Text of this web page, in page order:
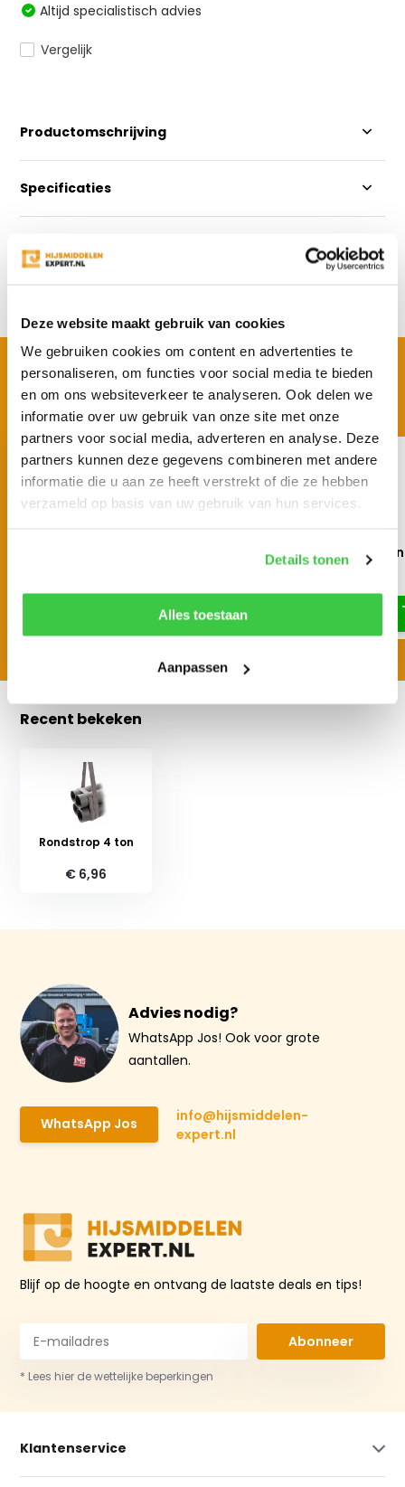
Deze website maakt gebruik van cookies
We gebruiken cookies om content en advertenties te
personaliseren, om functies voor social media te bieden
en om ons websiteverkeer te analyseren. Ook delen we
informatie over uw gebruik van onze site met onze
partners voor social media, adverteren en analyse. Deze
partners kunnen deze gegevens combineren met andere
informatie die u aan ze heeft verstrekt of die ze hebben
verzameld op basis van uw gebruik van hun services.
Details tonen
Alles toestaan
Aanpassen
Altijd specialistisch advies
Vergelijk
Productomschrijving
Specificaties
BEKIJK OOK EENS
Vergelijkbare producten
Rondstrop 10 ton
Recent bekeken
Rondstrop 4 ton
€ 6,96
Advies nodig?
WhatsApp Jos! Ook voor grote
aantallen.
WhatsApp Jos
info@hijsmiddelen-
expert.nl
Blijf op de hoogte en ontvang de laatste deals en tips!
Abonneer
* Lees hier de wettelijke beperkingen
Klantenservice